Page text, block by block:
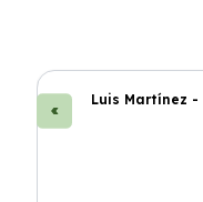
Luis Martínez -